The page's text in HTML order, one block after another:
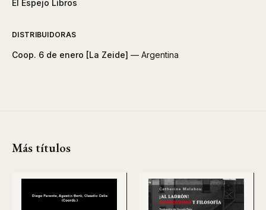
El Espejo Libros
DISTRIBUIDORAS
Coop. 6 de enero [La Zeide] — Argentina
Más títulos